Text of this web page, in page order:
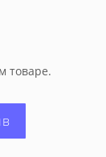
товаре.